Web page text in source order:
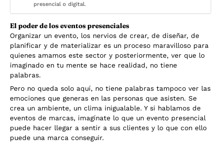
presencial o digital.
El poder de los eventos presenciales
Organizar un evento, los nervios de crear, de diseñar, de
planificar y de materializar es un proceso maravilloso para
quienes amamos este sector y posteriormente, ver que lo
imaginado en tu mente se hace realidad, no tiene
palabras.
Pero no queda solo aquí, no tiene palabras tampoco ver las
emociones que generas en las personas que asisten. Se
crea un ambiente, un clima inigualable. Y si hablamos de
eventos de marcas, imagínate lo que un evento presencial
puede hacer llegar a sentir a sus clientes y lo que con ello
puede una marca conseguir.